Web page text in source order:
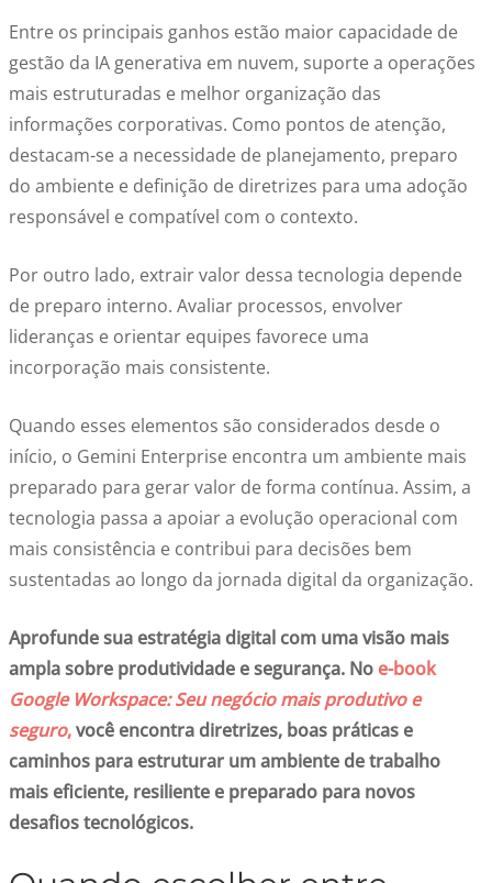
Entre os principais ganhos estão maior capacidade de
gestão da IA generativa em nuvem, suporte a operações
mais estruturadas e melhor organização das
informações corporativas. Como pontos de atenção,
destacam-se a necessidade de planejamento, preparo
do ambiente e definição de diretrizes para uma adoção
responsável e compatível com o contexto.
Por outro lado, extrair valor dessa tecnologia depende
de preparo interno. Avaliar processos, envolver
lideranças e orientar equipes favorece uma
incorporação mais consistente.
Quando esses elementos são considerados desde o
início, o Gemini Enterprise encontra um ambiente mais
preparado para gerar valor de forma contínua. Assim, a
tecnologia passa a apoiar a evolução operacional com
mais consistência e contribui para decisões bem
sustentadas ao longo da jornada digital da organização.
Aprofunde sua estratégia digital com uma visão mais
ampla sobre produtividade e segurança. No e-book
Google Workspace: Seu negócio mais produtivo e
seguro,você encontra diretrizes, boas práticas e
caminhos para estruturar um ambiente de trabalho
mais eficiente, resiliente e preparado para novos
desafios tecnológicos.